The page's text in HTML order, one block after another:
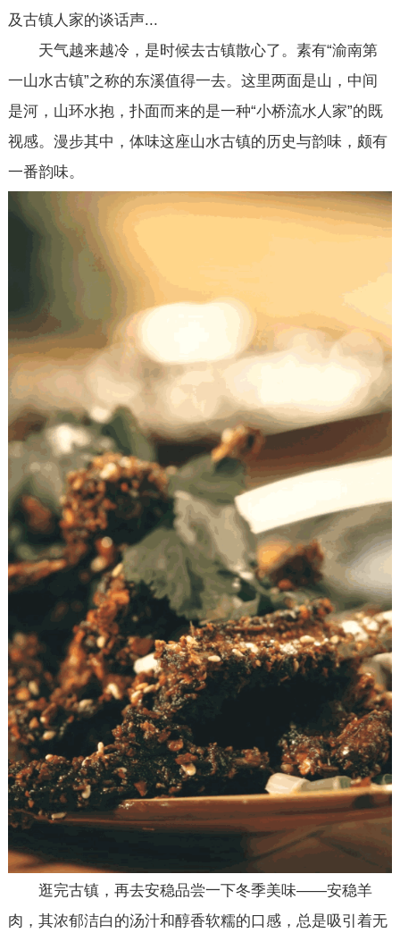
及古镇人家的谈话声...
天气越来越冷，是时候去古镇散心了。素有“渝南第
一山水古镇”之称的东溪值得一去。这里两面是山，中间
是河，山环水抱，扑面而来的是一种“小桥流水人家”的既
视感。漫步其中，体味这座山水古镇的历史与韵味，颇有
一番韵味。
逛完古镇，再去安稳品尝一下冬季美味——安稳羊
肉，其浓郁洁白的汤汁和醇香软糯的口感，总是吸引着无